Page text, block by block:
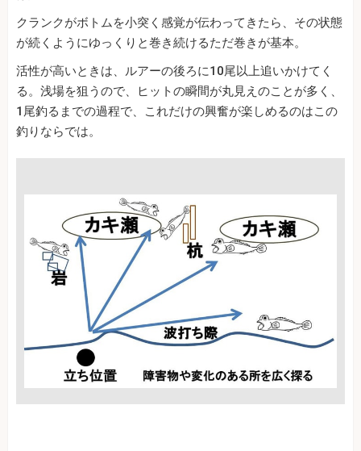
クランクがボトムを小突く感覚が伝わってきたら、その状態
が続くようにゆっくりと巻き続けるただ巻きが基本。
活性が高いときは、ルアーの後ろに10尾以上追いかけてく
る。浅場を狙うので、ヒットの瞬間が丸見えのことが多く、
1尾釣るまでの過程で、これだけの興奮が楽しめるのはこの
釣りならでは。